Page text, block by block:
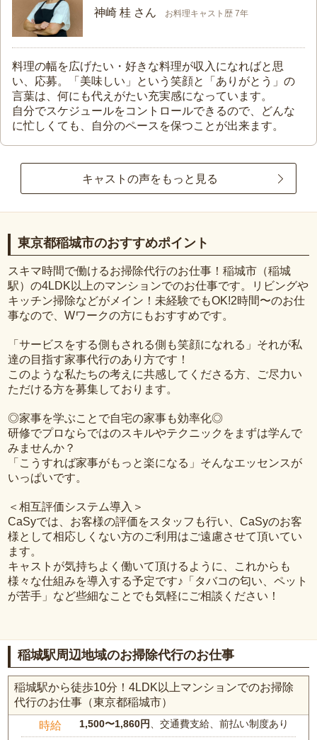
神崎 桂 さん お料理キャスト歴 7年
料理の幅を広げたい・好きな料理が収入になればと思
い、応募。「美味しい」という笑顔と「ありがとう」の
言葉は、何にも代えがたい充実感になっています。
自分でスケジュールをコントロールできるので、どんな
に忙しくても、自分のペースを保つことが出来ます。
キャストの声をもっと見る
東京都稲城市のおすすめポイント
スキマ時間で働けるお掃除代行のお仕事！稲城市（稲城
駅）の4LDK以上のマンションでのお仕事です。リビングや
キッチン掃除などがメイン！未経験でもOK!2時間〜のお仕
事なので、Wワークの方にもおすすめです。
「サービスをする側もされる側も笑顔になれる」それが私
達の目指す家事代行のあり方です！
このような私たちの考えに共感してくださる方、ご尽力い
ただける方を募集しております。
◎家事を学ぶことで自宅の家事も効率化◎
研修でプロならではのスキルやテクニックをまずは学んで
みませんか？
「こうすれば家事がもっと楽になる」そんなエッセンスが
いっぱいです。
＜相互評価システム導入＞
CaSyでは、お客様の評価をスタッフも行い、CaSyのお客
様として相応しくない方のご利用はご遠慮させて頂いてい
ます。
キャストが気持ちよく働いて頂けるように、これからも
様々な仕組みを導入する予定です♪「タバコの匂い、ペット
が苦手」など些細なことでも気軽にご相談ください！
稲城駅周辺地域のお掃除代行のお仕事
稲城駅から徒歩10分！4LDK以上マンションでのお掃除
代行のお仕事（東京都稲城市）
時給 1,500〜1,860円、交通費支給、前払い制度あり